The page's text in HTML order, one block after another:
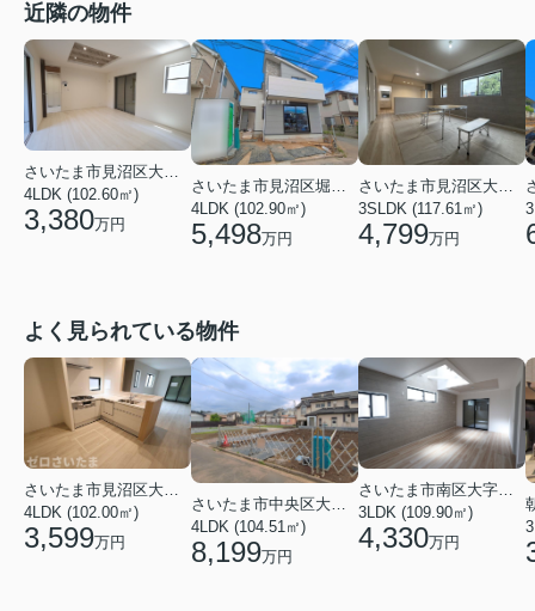
近隣の物件
さいたま市見沼区大字大谷
4LDK (102.60㎡)
3,380万円
さいたま市見沼区堀崎町
4LDK (102.90㎡)
5,498万円
さいたま市見沼区大字蓮沼
3SLDK (117.61㎡)
4,799万円
よく見られている物件
さいたま市見沼区大字蓮沼
4LDK (102.00㎡)
3,599万円
さいたま市中央区大戸３丁目
4LDK (104.51㎡)
8,199万円
さいたま市南区大字太田窪
3LDK (109.90㎡)
4,330万円